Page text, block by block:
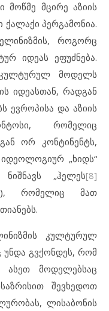
მოწმე მცირე აზიის
პერგამონია.
როგორც
იდეას ეფუძნება.
მოდელს
იდეასთან, რადგან
ევროპისა და აზიის
რომელიც
ორ კონტინენტს,
„ხიდს“
ნიშნავს „ჰელეს[8]
რომელიც მათ
კულტურულ
უნდა გვქონდეს, რომ
ასეთ მოდელებსაც
შევხედოთ
ლისაბონის